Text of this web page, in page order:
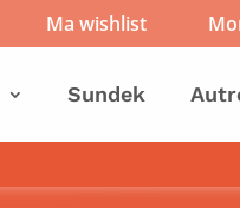
Ma wishlist
Sundek